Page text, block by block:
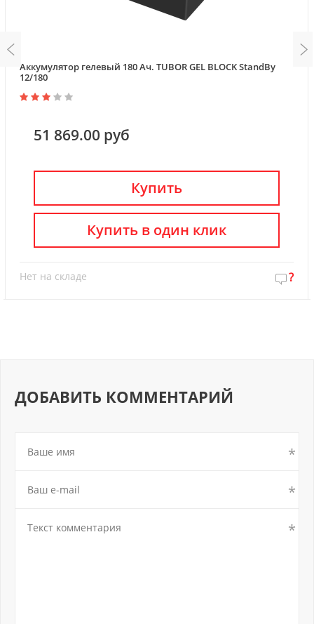
Аккумулятор гелевый 180 Ач. TUBOR GEL BLOCK StandBy
12/180
51 869.00 руб
Купить
Нет на складе ?
Купить в один клик
ДОБАВИТЬ КОММЕНТАРИЙ